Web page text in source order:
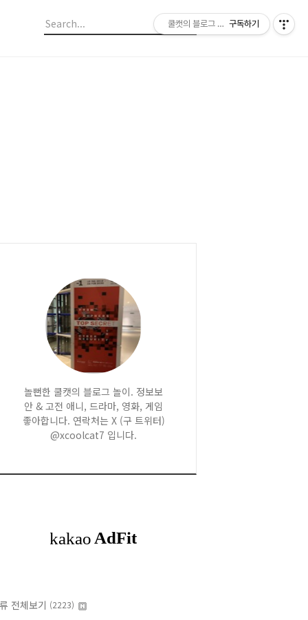
놀뻔한 쿨캣의 블로그 놀이. 정보보
안 & 고전 애니, 드라마, 영화, 게임
좋아합니다. 연락처는 X (구 트위터)
@xcoolcat7 입니다.
전체보기 (2223)
쿨캣의 블로그 놀이구독하기